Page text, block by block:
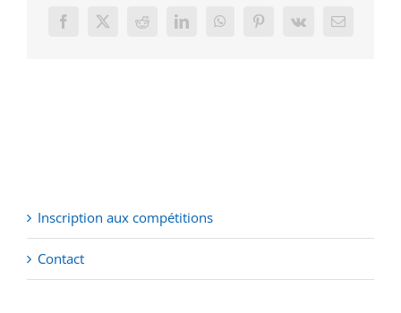
Facebook
X RedditLinkedInWhatsAppPinterest
Vk Email
Inscription aux compétitions
Contact